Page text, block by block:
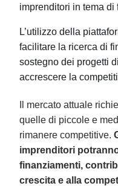
imprenditori in tema di
L’utilizzo della
facilitare la ricerca di
sostegno dei progetti
accrescere la
Il mercato attuale
quelle di piccole e
rimanere competitive.
imprenditori
finanziamenti,
crescita e alla